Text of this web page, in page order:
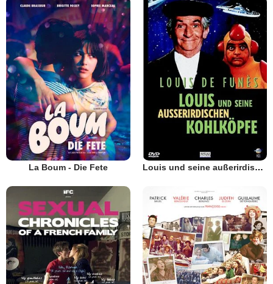
La Boum - Die Fete Louis und seine außerirdischen Kohlköpfe